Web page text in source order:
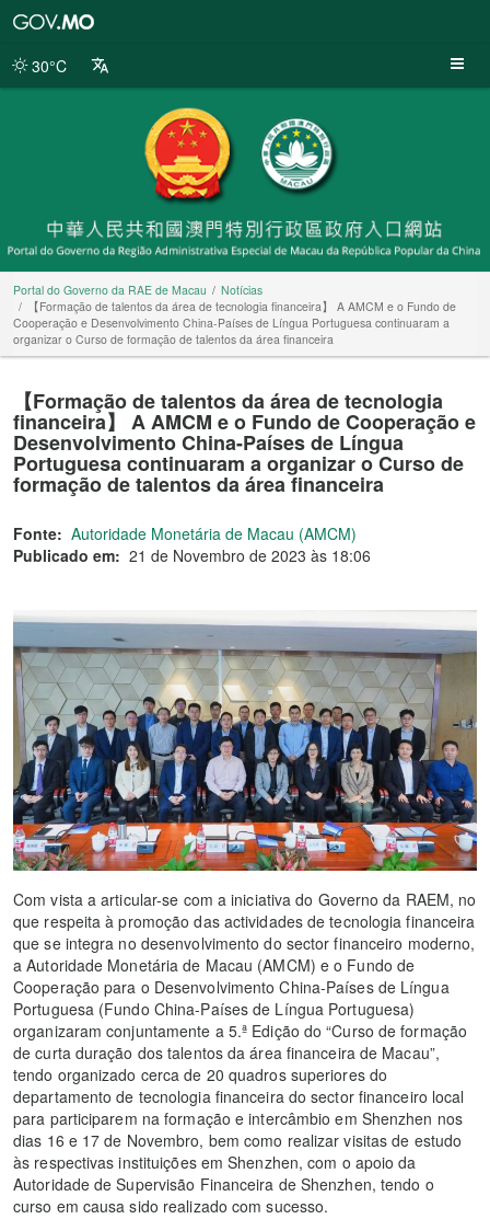
da
30°C
Portal do Governo da RAE de Macau
Notícias
【Formação de talentos da área de tecnologia financeira】 A AMCM e o Fundo de
Cooperação e Desenvolvimento China-Países de Língua Portuguesa continuaram a
organizar o Curso de formação de talentos da área financeira
【Formação de talentos da área de tecnologia
financeira】 A AMCM e o Fundo de Cooperação e
Desenvolvimento China-Países de Língua
Portuguesa continuaram a organizar o Curso de
formação de talentos da área financeira
Fonte: Autoridade Monetária de Macau (AMCM)
Publicado em: 21 de Novembro de 2023 às 18:06
Com vista a articular-se com a iniciativa do Governo da RAEM, no
que respeita à promoção das actividades de tecnologia financeira
que se integra no desenvolvimento do sector financeiro moderno,
a Autoridade Monetária de Macau (AMCM) e o Fundo de
Cooperação para o Desenvolvimento China-Países de Língua
Portuguesa (Fundo China-Países de Língua Portuguesa)
organizaram conjuntamente a 5.ª Edição do “Curso de formação
de curta duração dos talentos da área financeira de Macau”,
tendo organizado cerca de 20 quadros superiores do
departamento de tecnologia financeira do sector financeiro local
para participarem na formação e intercâmbio em Shenzhen nos
dias 16 e 17 de Novembro, bem como realizar visitas de estudo
às respectivas instituições em Shenzhen, com o apoio da
Autoridade de Supervisão Financeira de Shenzhen, tendo o
curso em causa sido realizado com sucesso.